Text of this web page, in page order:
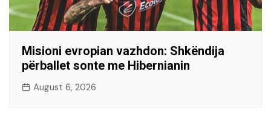
Misioni evropian vazhdon: Shkëndija
përballet sonte me Hibernianin
August 6, 2026